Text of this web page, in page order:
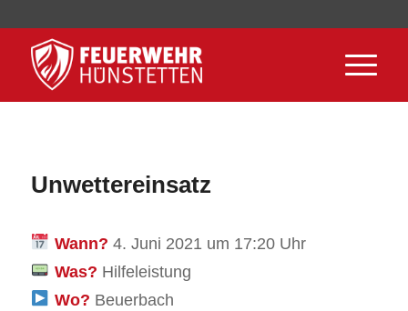
Unwettereinsatz
Wann? 4. Juni 2021 um 17:20 Uhr
Was? Hilfeleistung
Wo? Beuerbach